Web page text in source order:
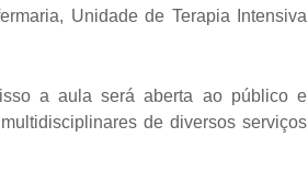
Unidade de Terapia Intensiva
a aula será aberta ao público e
de diversos serviços